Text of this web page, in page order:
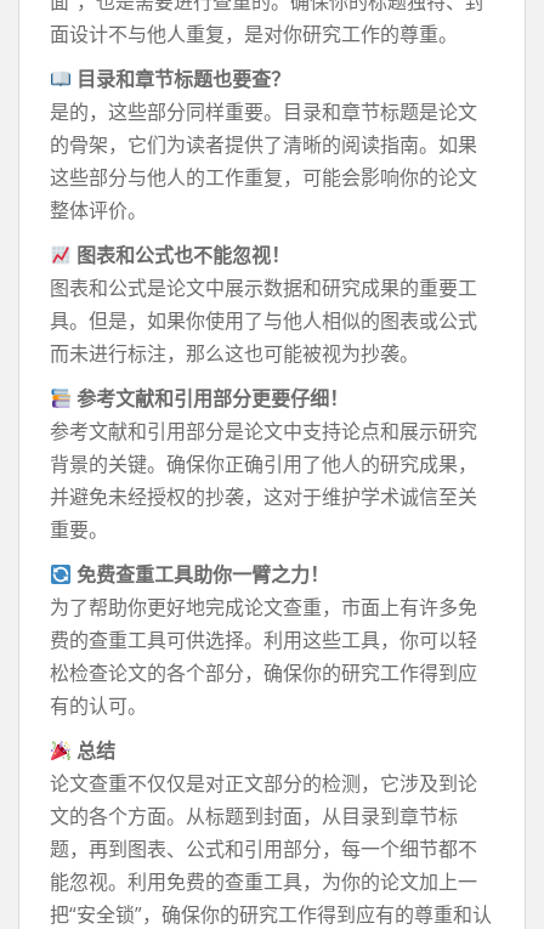
面设计不与他人重复，是对你研究工作的尊重。
目录和章节标题也要查？
是的，这些部分同样重要。目录和章节标题是论文
的骨架，它们为读者提供了清晰的阅读指南。如果
这些部分与他人的工作重复，可能会影响你的论文
整体评价。
图表和公式也不能忽视！
图表和公式是论文中展示数据和研究成果的重要工
具。但是，如果你使用了与他人相似的图表或公式
而未进行标注，那么这也可能被视为抄袭。
参考文献和引用部分更要仔细！
参考文献和引用部分是论文中支持论点和展示研究
背景的关键。确保你正确引用了他人的研究成果，
并避免未经授权的抄袭，这对于维护学术诚信至关
重要。
免费查重工具助你一臂之力！
为了帮助你更好地完成论文查重，市面上有许多免
费的查重工具可供选择。利用这些工具，你可以轻
松检查论文的各个部分，确保你的研究工作得到应
有的认可。
总结
论文查重不仅仅是对正文部分的检测，它涉及到论
文的各个方面。从标题到封面，从目录到章节标
题，再到图表、公式和引用部分，每一个细节都不
能忽视。利用免费的查重工具，为你的论文加上一
把“安全锁”，确保你的研究工作得到应有的尊重和认